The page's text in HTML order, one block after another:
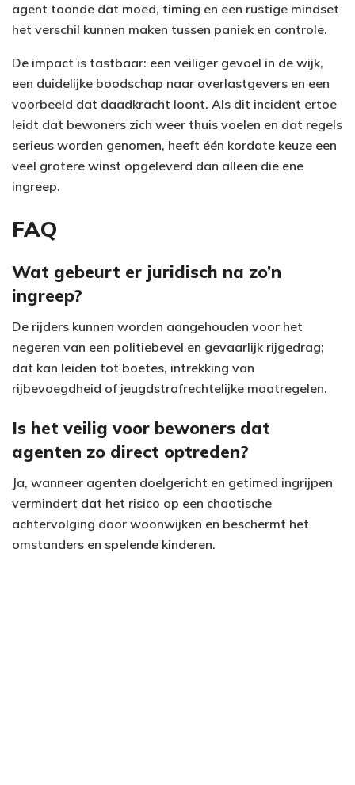
agent toonde dat moed, timing en een rustige mindset
het verschil kunnen maken tussen paniek en controle.
De impact is tastbaar: een veiliger gevoel in de wijk,
een duidelijke boodschap naar overlastgevers en een
voorbeeld dat daadkracht loont. Als dit incident ertoe
leidt dat bewoners zich weer thuis voelen en dat regels
serieus worden genomen, heeft één kordate keuze een
veel grotere winst opgeleverd dan alleen die ene
ingreep.
FAQ
Wat gebeurt er juridisch na zo’n
ingreep?
De rijders kunnen worden aangehouden voor het
negeren van een politiebevel en gevaarlijk rijgedrag;
dat kan leiden tot boetes, intrekking van
rijbevoegdheid of jeugdstrafrechtelijke maatregelen.
Is het veilig voor bewoners dat
agenten zo direct optreden?
Ja, wanneer agenten doelgericht en getimed ingrijpen
vermindert dat het risico op een chaotische
achtervolging door woonwijken en beschermt het
omstanders en spelende kinderen.